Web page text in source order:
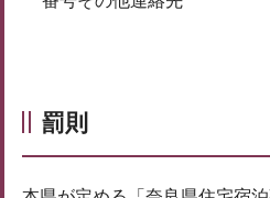
罰則